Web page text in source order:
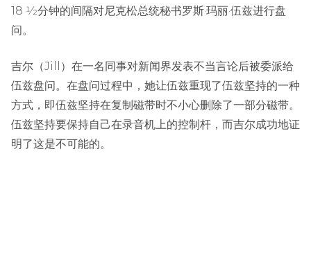
18 1⁄2分钟的间隔对尼克松总统秘书罗斯·玛丽·伍兹进行盘
问。
吉尔（Jill）在一名同事对新闻界发表不当言论后被委派给
伍兹盘问。在盘问过程中，她让伍兹重现了伍兹坚持的一种
方式，即伍兹坚持在复制磁带时不小心删除了一部分磁带。
伍兹坚持要保持自己在录音机上的控制杆，而吉尔成功地证
明了这是不可能的。